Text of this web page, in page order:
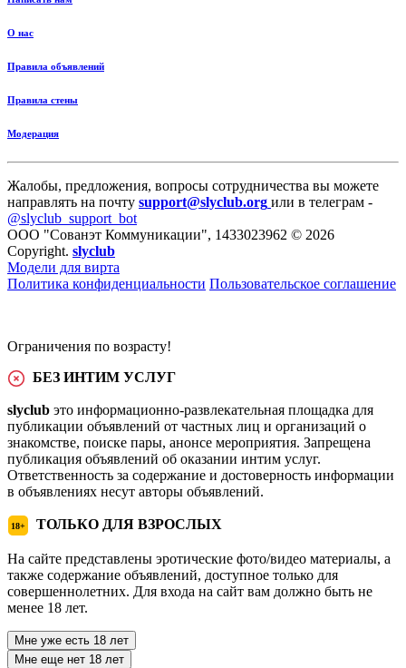
О нас
Правила объявлений
Правила стены
Модерация
Жалобы, предложения, вопросы сотрудничества вы можете
направлять на почту support@slyclub.org или в телеграм -
@slyclub_support_bot
ООО "Сованэт Коммуникации", 1433023962 © 2026
Copyright. slyclub
Модели для вирта
Политика конфиденциальности Пользовательское соглашение
Ограничения по возрасту!
БЕЗ ИНТИМ УСЛУГ
slyclub это информационно-развлекательная площадка для
публикации объявлений от частных лиц и организаций о
знакомстве, поиске пары, анонсе мероприятия. Запрещена
публикация объявлений об оказании интим услуг.
Ответственность за содержание и достоверность информации
в объявлениях несут авторы объявлений.
18+ ТОЛЬКО ДЛЯ ВЗРОСЛЫХ
На сайте представлены эротические фото/видео материалы, а
также содержание объявлений, доступное только для
совершеннолетних. Для входа на сайт вам должно быть не
менее 18 лет.
Мне уже есть 18 лет
Мне еще нет 18 лет